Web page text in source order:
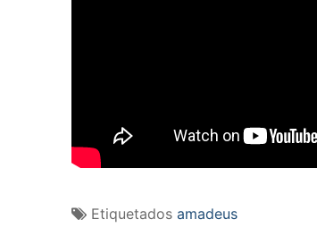
Etiquetados amadeus